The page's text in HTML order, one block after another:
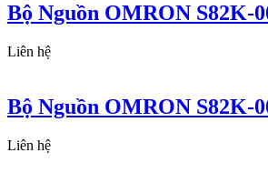
Bộ Nguồn OMRON S82K-
Liên hệ
Bộ Nguồn OMRON S82K-
Liên hệ